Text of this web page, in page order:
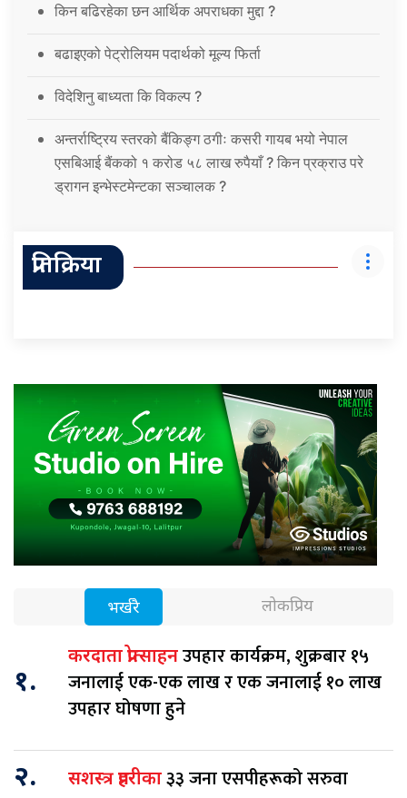
किन बढिरहेका छन आर्थिक अपराधका मुद्दा ?
बढाइएको पेट्रोलियम पदार्थको मूल्य फिर्ता
विदेशिनु बाध्यता कि विकल्प ?
अन्तर्राष्ट्रिय स्तरको बैंकिङ्ग ठगीः कसरी गायब भयो नेपाल
एसबिआई बैंकको १ करोड ५८ लाख रुपैयाँ ? किन प्रक्राउ परे
ड्रागन इन्भेस्टमेन्टका सञ्चालक ?
प्रतिक्रिया
भर्खरै लोकप्रिय
१.
करदाता प्रोत्साहनउपहार कार्यक्रम, शुक्रबार १५
जनालाई एक-एक लाख र एक जनालाई १० लाख
उपहार घोषणा हुने
२. सशस्त्र प्रहरीका३३ जना एसपीहरूको सरुवा